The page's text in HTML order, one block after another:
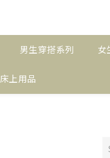
男生穿搭系列 女
床上用品